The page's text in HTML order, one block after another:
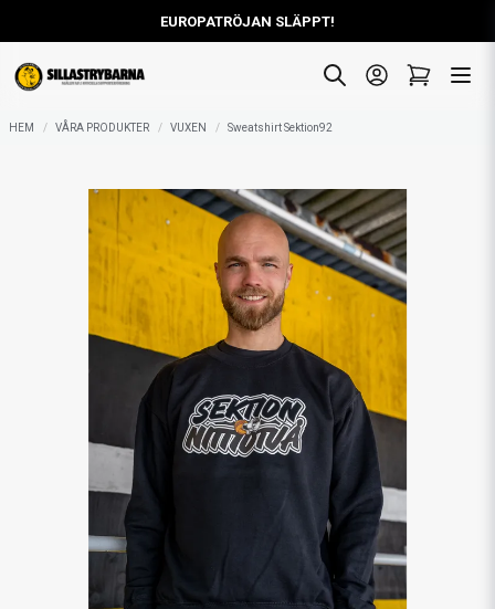
EUROPATRÖJAN SLÄPPT!
HEM VÅRA PRODUKTER VUXEN Sweatshirt Sektion92